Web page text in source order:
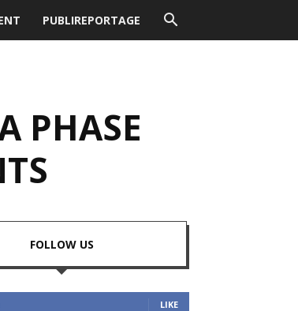
PUBLIREPORTAGE
PHASE
FOLLOW US
LIKE